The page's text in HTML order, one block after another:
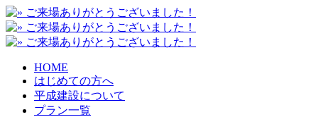
HOME
はじめての方へ
平成建設について
プラン一覧